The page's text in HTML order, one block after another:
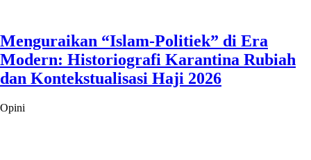
Menguraikan “Islam-Politiek” di Era
Modern: Historiografi Karantina Rubiah
dan Kontekstualisasi Haji 2026
Opini